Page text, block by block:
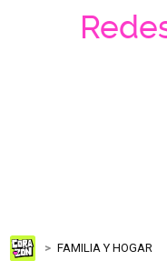
FAMILIA Y HOGAR